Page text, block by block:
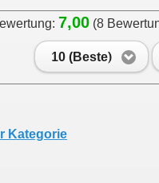
7,00 (8
10 (Beste)
Kategorie